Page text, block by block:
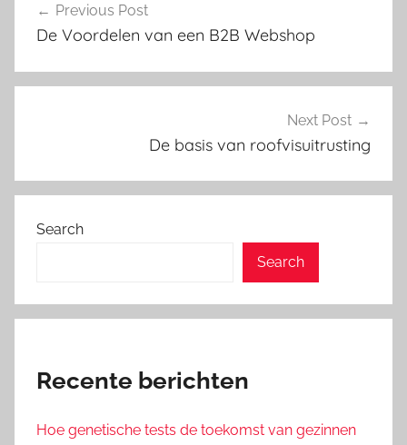
navigation
Previous Post
De Voordelen van een B2B Webshop
Next Post
De basis van roofvisuitrusting
Search
Search
Recente berichten
Hoe genetische tests de toekomst van gezinnen